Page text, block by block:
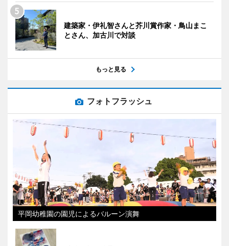
建築家・伊礼智さんと芥川賞作家・鳥山まこ
とさん、加古川で対談
もっと見る
フォトフラッシュ
平岡幼稚園の園児によるバルーン演舞